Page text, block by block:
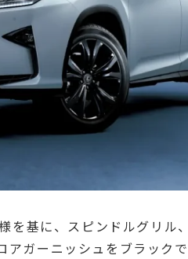
基に、スピンドルグリル
ガーニッシュをブラックで